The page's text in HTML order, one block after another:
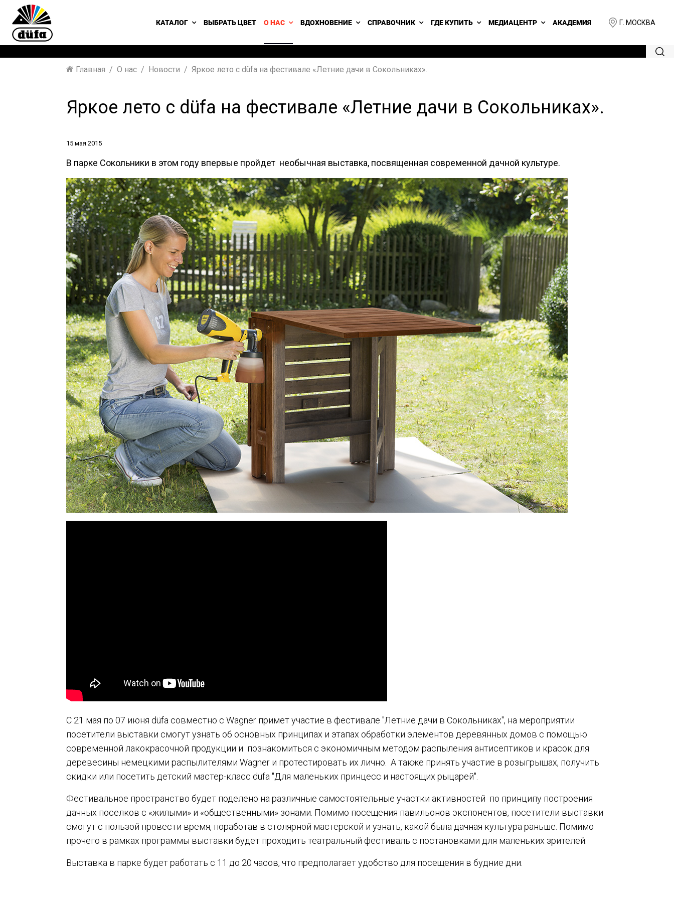
Г. МОСКВА
КАТАЛОГ ВЫБРАТЬ ЦВЕТ О НАС ВДОХНОВЕНИЕ СПРАВОЧНИК ГДЕ КУПИТЬ МЕДИАЦЕНТР АКАДЕМИЯ
Главная О нас Новости Яркое лето с düfa на фестивале «Летние дачи в Сокольниках».
Яркое лето с düfa на фестивале «Летние дачи в Сокольниках».
15 мая 2015
В парке Сокольники в этом году впервые пройдет необычная выставка, посвященная современной дачной культуре.
С 21 мая по 07 июня düfa совместно с Wagner примет участие в фестивале "Летние дачи в Сокольниках", на мероприятии
посетители выставки смогут узнать об основных принципах и этапах обработки элементов деревянных домов с помощью
современной лакокрасочной продукции и познакомиться с экономичным методом распыления антисептиков и красок для
деревесины немецкими распылителями Wagner и протестировать их лично. А также принять участие в розыгрышах, получить
скидки или посетить детский мастер-класс düfa "Для маленьких принцесс и настоящих рыцарей".
Фестивальное пространство будет поделено на различные самостоятельные участки активностей по принципу построения
дачных поселков с «жилыми» и «общественными» зонами. Помимо посещения павильонов экспонентов, посетители выставки
смогут с пользой провести время, поработав в столярной мастерской и узнать, какой была дачная культура раньше. Помимо
прочего в рамках программы выставки будет проходить театральный фестиваль с постановками для маленьких зрителей.
Выставка в парке будет работать с 11 до 20 часов, что предполагает удобство для посещения в будние дни.